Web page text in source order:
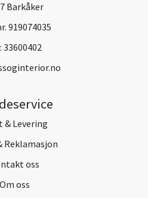
Barkåker
919074035
33600402
& Levering
Reklamasjon
oss
Om oss